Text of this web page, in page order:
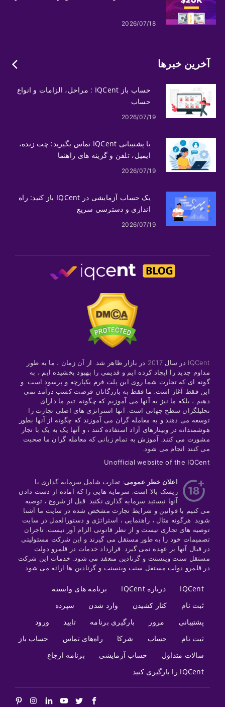
2026/07/18
آخرین خبرها
حساب باز IQCent : مراحل، الزامات و انواع
حساب
2026/07/19
با پشتیبانی IQCent تماس بگیرید: چت زنده،
ایمیل، تلفن و گزینه های راهنما
2026/07/19
یک حساب آزمایشی در IQCent باز کنید: راه
اندازی و دسترسی سریع
2026/07/19
IQCent در سال 2017 در بازار ظاهر شد. از آن زمان ، ما به طور
مداوم جدید را ایجاد کرده ایم و قدیمی را بهبود بخشیده ایم ، به
گونه ای که تجارت شما روی این پلت فرم یکپارچه و پرسود است. و
این فقط آغاز است. ما فقط به بازرگانان فرصت کسب درآمد نمی
دهیم ، بلکه ما نیز به آنها می آموزیم که چگونه. تیم ما دارای
تحلیلگران سطح جهانی است. آنها استراتژی های اصلی تجارت را
توسعه می دهند و به معامله گران می آموزند که چگونه از آنها بطور
هوشمندانه در وبینارهای آزاد استفاده کنند ، و آنها یک به یک با تجار
مشورت می کنند. آموزش به تمام زبانی که معامله گران ما صحبت
می کنند انجام می شود.
Unofficial website of the IQCent
اعلان خطر عمومی: تجارت شامل سرمایه گذاری با
ریسک بالا است. سرمایه هایی را که آماده از دست دادن
آنها نیستید سرمایه گذاری نکنید. قبل از شروع ، توصیه
می کنیم با قوانین و شرایط تجارت مشخص شده در سایت ما آشنا
شوید. هرگونه مثال ، راهنمایی ، استراتژی و دستورالعمل در سایت
توصیه های تجاری نیست و از نظر قانونی الزام آور نیست. تاجران
تصمیمات خود را به طور مستقل می گیرند و این شرکت مسئولیتی
در قبال آنها بر عهده نمی گیرد. قرارداد خدمات در قلمرو دولت
مستقل سنت وینسنت و گرنادین منعقد می شود. خدمات این شرکت
در قلمرو دولت مستقل سنت وینسنت و گرنادین ها ارائه می شود.
IQCent درباره IQCent
برنامه های وابسته
ثبت نام
کنار کشیدن وارد شدن
سپرده
پشتیبانی
مرور بارگیری برنامه تایید
ورود
ثبت نام
حساب شرکا راه‌های تماس
حساب باز
سالات متداول
حساب آزمایشی
برنامه ارجاع
IQCent را بارگیری کنید